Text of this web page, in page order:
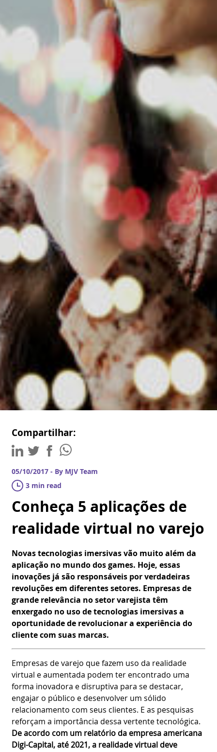
Compartilhar:
05/10/2017 - By MJV Team
3 min read
Conheça 5 aplicações de
realidade virtual no varejo
Novas tecnologias imersivas vão muito além da
aplicação no mundo dos games. Hoje, essas
inovações já são responsáveis por verdadeiras
revoluções em diferentes setores. Empresas de
grande relevância no setor varejista têm
enxergado no uso de tecnologias imersivas a
oportunidade de revolucionar a experiência do
cliente com suas marcas.
Empresas de varejo que fazem uso da realidade
virtual e aumentada podem ter encontrado uma
forma inovadora e disruptiva para se destacar,
engajar o público e desenvolver um sólido
relacionamento com seus clientes. E as pesquisas
reforçam a importância dessa vertente tecnológica.
De acordo com um relatório da empresa americana
Digi-Capital, até 2021, a realidade virtual deve